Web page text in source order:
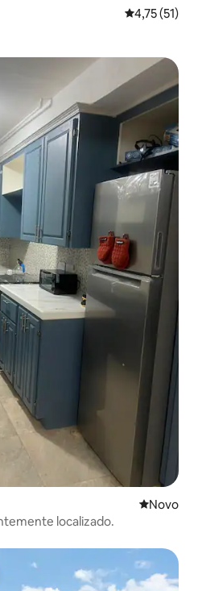
4,75 de uma
4,75 (51)
Novo
Novo
localizado.